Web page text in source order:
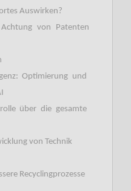
Auswirken?
von Patenten
Optimierung und
über die gesamte
von Technik
Recyclingprozesse